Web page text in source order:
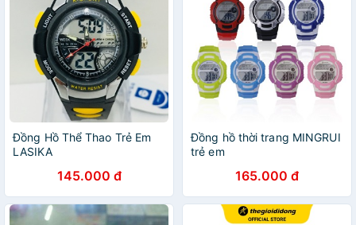
Đồng Hồ Thể Thao Trẻ Em
LASIKA
145.000 đ
Đồng hồ thời trang MINGRUI
trẻ em
165.000 đ